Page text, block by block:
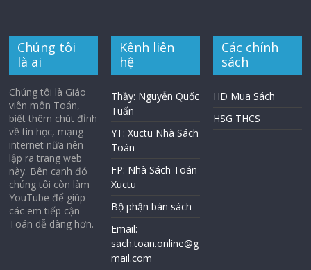
Chúng tôi
là ai
Chúng tôi là Giáo
viên môn Toán,
biết thêm chút đỉnh
về tin học, mạng
internet nữa nên
lập ra trang web
này. Bên cạnh đó
chúng tôi còn làm
YouTube để giúp
các em tiếp cận
Toán dễ dàng hơn.
Kênh liên
hệ
Thầy: Nguyễn Quốc
Tuấn
YT: Xuctu Nhà Sách
Toán
FP: Nhà Sách Toán
Xuctu
Bộ phận bán sách
Email:
sach.toan.online@g
mail.com
Các chính
sách
HD Mua Sách
HSG THCS